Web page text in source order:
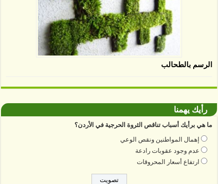
الرسم بالطحالب
رأيك يهمنا
ما هي برأيك أسباب تناقص الثروة الحرجية في الأردن؟
إهمال المواطنين ونقص الوعي
عدم وجود عقوبات رادعة
ارتفاع أسعار المحروقات